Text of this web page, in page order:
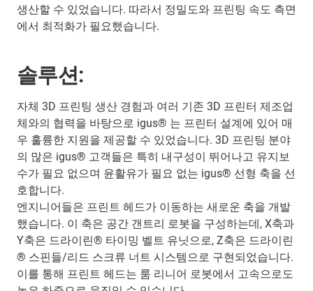
생산할 수 있었습니다. 따라서 정밀도와 프린팅 속도 측면
에서 최적화가 필요했습니다.
솔루션:
자체 3D 프린팅 생산 경험과 여러 기존 3D 프린터 제조업
체와의 협력을 바탕으로 igus® 는 프린터 설계에 있어 매
우 훌륭한 지원을 제공할 수 있었습니다. 3D 프린팅 분야
의 많은 igus® 고객들은 특히 내구성이 뛰어나고 유지보
수가 필요 없으며 윤활유가 필요 없는 igus® 선형 축을 선
호합니다.
엔지니어들은 프린트 헤드가 이동하는 새로운 축을 개발
했습니다. 이 축은 공간 갠트리 로봇을 구성하는데, X축과
Y축은 드라이린® 타이밍 벨트 유닛으로, Z축은 드라이린
® 스핀들/리드 스크류 너트 시스템으로 구현되었습니다.
이를 통해 프린트 헤드는 룸 리니어 로봇에서 고속으로도